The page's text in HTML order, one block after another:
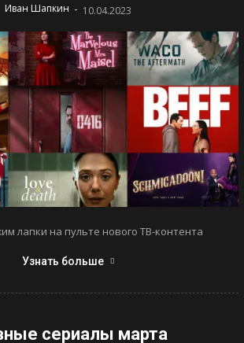
Иван Шапкин - 10.04.2023
лапки на пульте нового ТВ-контента
Узнать больше
сериалы марта